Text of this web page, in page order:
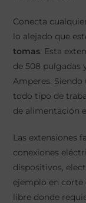
Conecta
lo alejado que
tomas. Esta
de 508 pulgadas
Amperes.
todo tipo de
de alimentación
Las extensiones
conexiones
dispositivos,
ejemplo en corte
libre donde